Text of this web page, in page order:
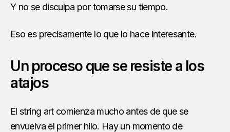
Y no se disculpa por tomarse su tiempo.
Eso es precisamente lo que lo hace interesante.
Un proceso que se resiste a los
atajos
El string art comienza mucho antes de que se
envuelva el primer hilo. Hay un momento de